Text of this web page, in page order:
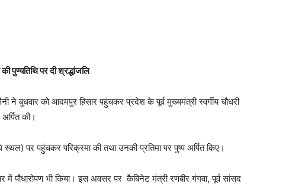
पुण्यतिथि पर दी श्रद्धांजलि
ने बुधवार को आदमपुर हिसार पहुंचकर प्रदेश के पूर्व मुख्यमंत्री स्वर्गीय चौधरी
की।
पर पहुंचकर परिक्रमा की तथा उनकी प्रतिमा पर पुष्प अर्पित किए।
में पौधारोपण भी किया। इस अवसर पर कैबिनेट मंत्री रणबीर गंगवा, पूर्व सांसद